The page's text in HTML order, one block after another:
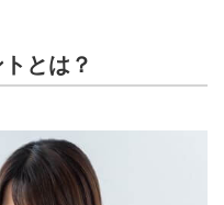
とは？